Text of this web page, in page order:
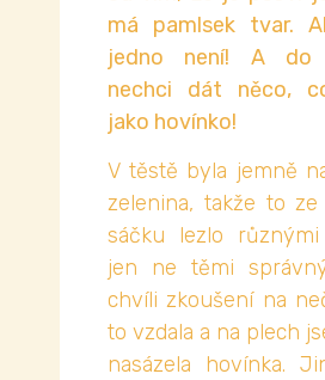
má pamlsek tvar.
jedno není! A do
nechci dát něco,
jako hovínko!
V těstě byla jemně
zelenina, takže to ze
sáčku lezlo
jen ne těmi
chvíli zkoušení na
to vzdala a na plech
nasázela hovínka.